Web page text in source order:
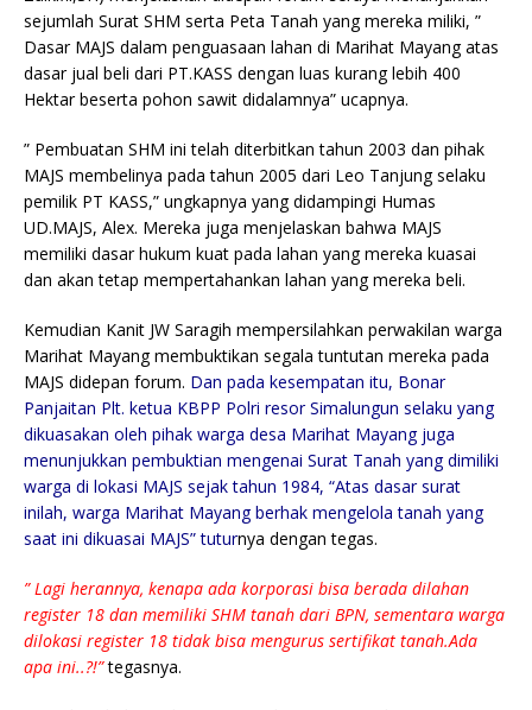
sejumlah Surat SHM serta Peta Tanah yang mereka miliki, ”
Dasar MAJS dalam penguasaan lahan di Marihat Mayang atas
dasar jual beli dari PT.KASS dengan luas kurang lebih 400
Hektar beserta pohon sawit didalamnya” ucapnya.
” Pembuatan SHM ini telah diterbitkan tahun 2003 dan pihak
MAJS membelinya pada tahun 2005 dari Leo Tanjung selaku
pemilik PT KASS,” ungkapnya yang didampingi Humas
UD.MAJS, Alex. Mereka juga menjelaskan bahwa MAJS
memiliki dasar hukum kuat pada lahan yang mereka kuasai
dan akan tetap mempertahankan lahan yang mereka beli.
Kemudian Kanit JW Saragih mempersilahkan perwakilan warga
Marihat Mayang membuktikan segala tuntutan mereka pada
MAJS didepan forum. Dan pada kesempatan itu, Bonar
Panjaitan Plt. ketua KBPP Polri resor Simalungun selaku yang
dikuasakan oleh pihak warga desa Marihat Mayang juga
menunjukkan pembuktian mengenai Surat Tanah yang dimiliki
warga di lokasi MAJS sejak tahun 1984, “Atas dasar surat
inilah, warga Marihat Mayang berhak mengelola tanah yang
saat ini dikuasai MAJS” tuturnya dengan tegas.
” Lagi herannya, kenapa ada korporasi bisa berada dilahan
register 18 dan memiliki SHM tanah dari BPN, sementara warga
dilokasi register 18 tidak bisa mengurus sertifikat tanah.Ada
apa ini..?!” tegasnya.